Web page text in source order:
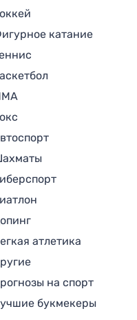
катание
атлетика
на спорт
букмекеры